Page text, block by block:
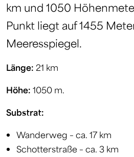
km und 1050
Punkt liegt auf 1455
Meeresspiegel.
Länge: 21 km
Höhe: 1050 m.
Substrat:
Wanderweg – ca. 17 km
Schotterstraße – ca. 3 km